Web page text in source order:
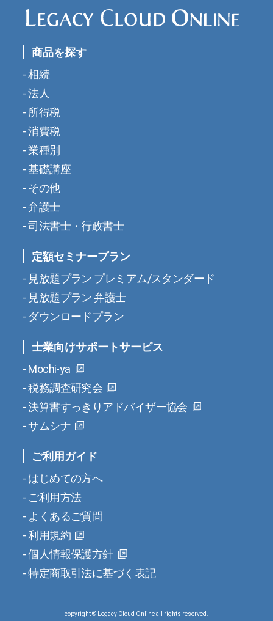
商品を探す
相続
法人
所得税
消費税
業種別
基礎講座
その他
弁護士
司法書士・行政書士
定額セミナープラン
見放題プラン プレミアム/スタンダード
見放題プラン 弁護士
ダウンロードプラン
士業向けサポートサービス
Mochi-ya
税務調査研究会
決算書すっきりアドバイザー協会
サムシナ
ご利用ガイド
はじめての方へ
ご利用方法
よくあるご質問
利用規約
個人情報保護方針
特定商取引法に基づく表記
copyright © Legacy Cloud Online all rights reserved.